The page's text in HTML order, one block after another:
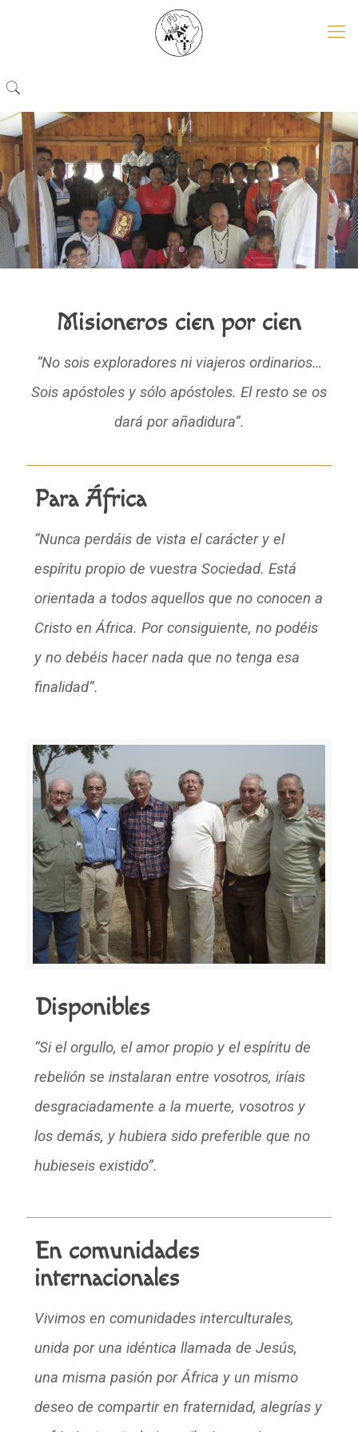
Misioneros cien por cien
“No sois exploradores ni viajeros ordinarios…
Sois apóstoles y sólo apóstoles. El resto se os
dará por añadidura”.
Para África
“Nunca perdáis de vista el carácter y el
espíritu propio de vuestra Sociedad. Está
orientada a todos aquellos que no conocen a
Cristo en África. Por consiguiente, no podéis
y no debéis hacer nada que no tenga esa
finalidad”.
Disponibles
“Si el orgullo, el amor propio y el espíritu de
rebelión se instalaran entre vosotros, iríais
desgraciadamente a la muerte, vosotros y
los demás, y hubiera sido preferible que no
hubieseis existido”.
En comunidades
internacionales
Vivimos en comunidades interculturales,
unida por una idéntica llamada de Jesús,
una misma pasión por África y un mismo
deseo de compartir en fraternidad, alegrías y